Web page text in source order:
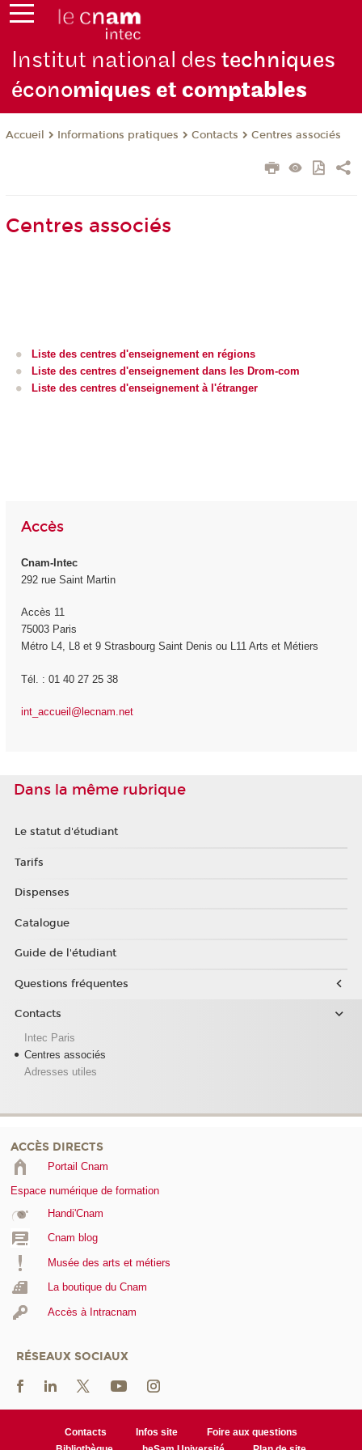
Institut national destechniques
économiques et comptables
Accueil Informations pratiques Contacts Centres associés
Centres associés
Liste des centres d'enseignement en régions
Liste des centres d'enseignement dans les Drom-com
Liste des centres d'enseignement à l'étranger
Accès
Cnam-Intec
292 rue Saint Martin
Accès 11
75003 Paris
Métro L4, L8 et 9 Strasbourg Saint Denis ou L11 Arts et Métiers
Tél. : 01 40 27 25 38
int_accueil@lecnam.net
Dans la même rubrique
Le statut d'étudiant
Tarifs
Dispenses
Catalogue
Guide de l'étudiant
Questions fréquentes
Contacts
Intec Paris
Centres associés
Adresses utiles
ACCÈS DIRECTS
Portail Cnam
Espace numérique de formation
Handi'Cnam
Cnam blog
Musée des arts et métiers
La boutique du Cnam
Accès à Intracnam
RÉSEAUX SOCIAUX
Contacts Infos site
Foire aux questions